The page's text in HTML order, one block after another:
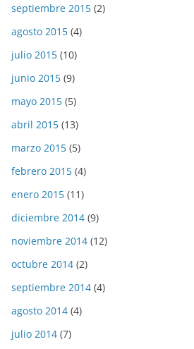
septiembre 2015 (2)
agosto 2015 (4)
julio 2015 (10)
junio 2015 (9)
mayo 2015 (5)
abril 2015 (13)
marzo 2015 (5)
febrero 2015 (4)
enero 2015 (11)
diciembre 2014 (9)
noviembre 2014 (12)
octubre 2014 (2)
septiembre 2014 (4)
agosto 2014 (4)
julio 2014 (7)